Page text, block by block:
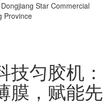
Star Commercial
Province
匀胶机：
膜，赋能先